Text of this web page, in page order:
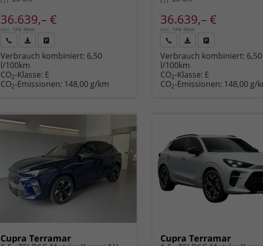
36.639,– €
incl. 19% MwSt.
anfordernDatei,
Fahrzeugexposé
drucken
drucken,
oder
vergleichen
Verbrauch kombiniert: 6,50
l/100km
CO2-Klasse: E
CO2-Emissionen: 148,00 g/km
36.639,– €
incl. 19% MwSt.
anfordernDatei,
Fahrzeugexposé
drucken
drucken,
oder
vergleichen
Verbrauch kombiniert: 6,50
l/100km
CO2-Klasse: E
CO2-Emissionen: 148,00 g/
Cupra Terramar Cupra Terramar